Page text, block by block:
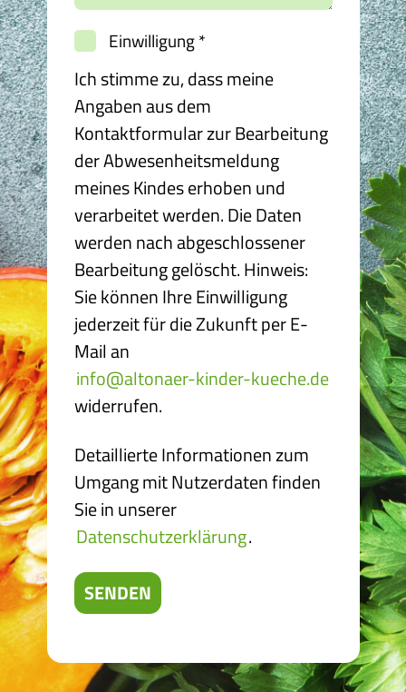
Einwilligung*
Ich stimme zu, dass meine
Angaben aus dem
Kontaktformular zur Bearbeitung
der Abwesenheitsmeldung
meines Kindes erhoben und
verarbeitet werden. Die Daten
werden nach abgeschlossener
Bearbeitung gelöscht. Hinweis:
Sie können Ihre Einwilligung
jederzeit für die Zukunft per E-
Mail an
info@altonaer-kinder-kueche.de
widerrufen.
Detaillierte Informationen zum
Umgang mit Nutzerdaten finden
Sie in unserer
Datenschutzerklärung.
SENDEN